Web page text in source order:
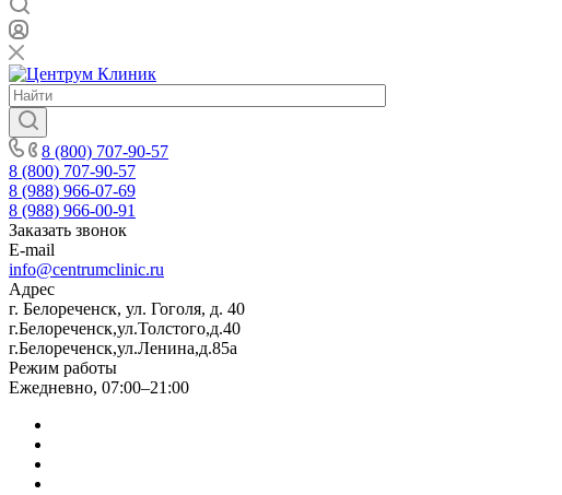
8 (800) 707-90-57
8 (800) 707-90-57
8 (988) 966-07-69
8 (988) 966-00-91
Заказать звонок
E-mail
info@centrumclinic.ru
Адрес
г. Белореченск, ул. Гоголя, д. 40
г.Белореченск,ул.Толстого,д.40
г.Белореченск,ул.Ленина,д.85а
Режим работы
Ежедневно, 07:00–21:00